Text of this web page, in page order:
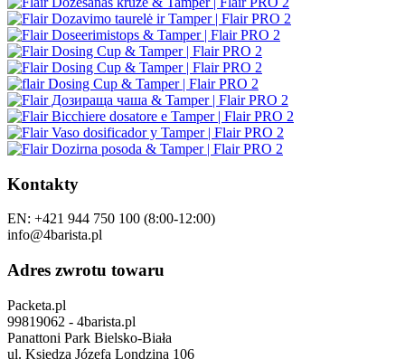
Kontakty
EN: +421 944 750 100 (8:00-12:00)
info@4barista.pl
Adres zwrotu towaru
Packeta.pl
99819062 - 4barista.pl
Panattoni Park Bielsko-Biała
ul. Księdza Józefa Londzina 106